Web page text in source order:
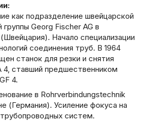
как подразделение швейцарской
Georg Fischer AG в
Начало специализации
соединения труб. В 1964
станок для резки и снятия
4, ставший предшественником
4.
в Rohrverbindungstechnik
(Германия). Усиление фокуса на
систем.